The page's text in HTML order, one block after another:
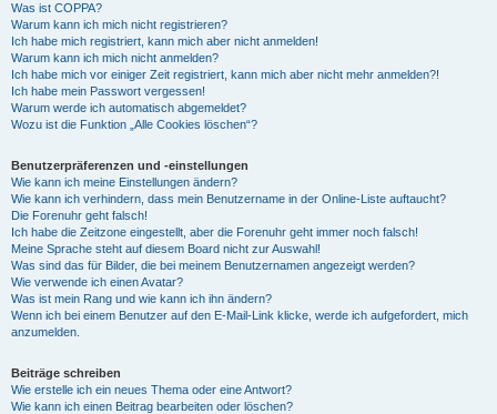
Was ist COPPA?
Warum kann ich mich nicht registrieren?
Ich habe mich registriert, kann mich aber nicht anmelden!
Warum kann ich mich nicht anmelden?
Ich habe mich vor einiger Zeit registriert, kann mich aber nicht mehr anmelden?!
Ich habe mein Passwort vergessen!
Warum werde ich automatisch abgemeldet?
Wozu ist die Funktion „Alle Cookies löschen“?
Benutzerpräferenzen und -einstellungen
Wie kann ich meine Einstellungen ändern?
Wie kann ich verhindern, dass mein Benutzername in der Online-Liste auftaucht?
Die Forenuhr geht falsch!
Ich habe die Zeitzone eingestellt, aber die Forenuhr geht immer noch falsch!
Meine Sprache steht auf diesem Board nicht zur Auswahl!
Was sind das für Bilder, die bei meinem Benutzernamen angezeigt werden?
Wie verwende ich einen Avatar?
Was ist mein Rang und wie kann ich ihn ändern?
Wenn ich bei einem Benutzer auf den E-Mail-Link klicke, werde ich aufgefordert, mich
anzumelden.
Beiträge schreiben
Wie erstelle ich ein neues Thema oder eine Antwort?
Wie kann ich einen Beitrag bearbeiten oder löschen?